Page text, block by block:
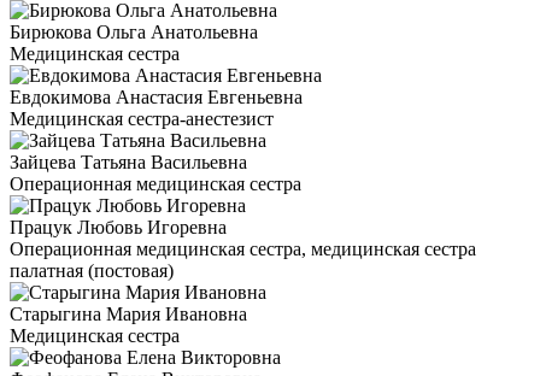
Бирюкова Ольга Анатольевна
Медицинская сестра
Евдокимова Анастасия Евгеньевна
Медицинская сестра-анестезист
Зайцева Татьяна Васильевна
Операционная медицинская сестра
Працук Любовь Игоревна
Операционная медицинская сестра, медицинская сестра
палатная (постовая)
Старыгина Мария Ивановна
Медицинская сестра